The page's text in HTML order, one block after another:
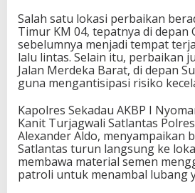
Salah satu lokasi perbaikan
Timur KM 04, tepatnya di depan
sebelumnya menjadi tempat
lalu lintas. Selain itu, perbaikan
Jalan Merdeka Barat, di depan
guna mengantisipasi risiko
Kapolres Sekadau AKBP I
Kanit Turjagwali Satlantas
Alexander Aldo, menyampaikan
Satlantas turun langsung ke
membawa material semen
patroli untuk menambal lubang